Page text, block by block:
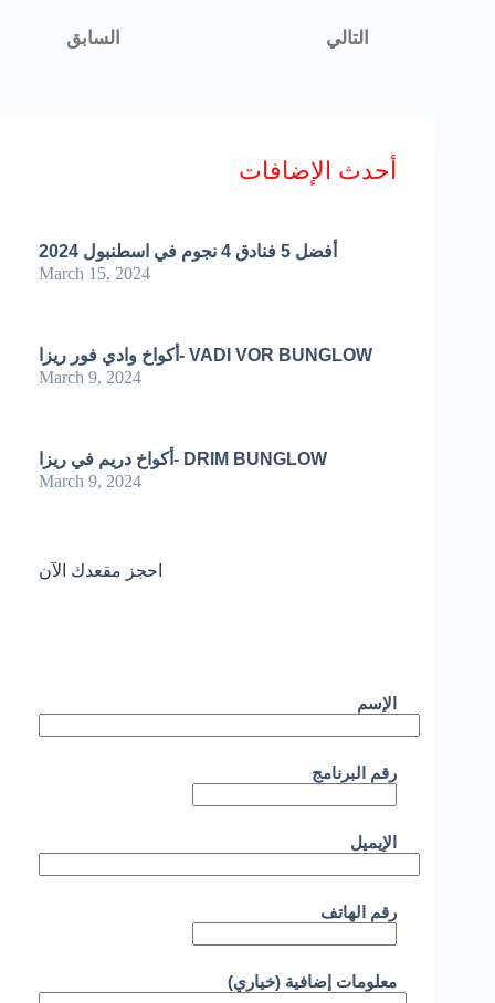
أحدث الإضافات
أفضل 5 فنادق 4 نجوم في اسطنبول 2024
March 15, 2024
أكواخ وادي فور ريزا- VADI VOR BUNGLOW
March 9, 2024
أكواخ دريم في ريزا- DRIM BUNGLOW
March 9, 2024
احجز مقعدك الآن
الإسم
رقم البرنامج
الإيميل
رقم الهاتف
معلومات إضافية (خياري)